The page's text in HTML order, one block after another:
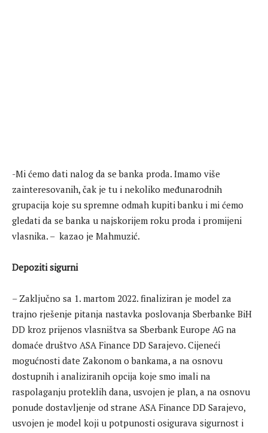
-Mi ćemo dati nalog da se banka proda. Imamo više
zainteresovanih, čak je tu i nekoliko međunarodnih
grupacija koje su spremne odmah kupiti banku i mi ćemo
gledati da se banka u najskorijem roku proda i promijeni
vlasnika. – kazao je Mahmuzić.
Depoziti sigurni
– Zaključno sa 1. martom 2022. finaliziran je model za
trajno rješenje pitanja nastavka poslovanja Sberbanke BiH
DD kroz prijenos vlasništva sa Sberbank Europe AG na
domaće društvo ASA Finance DD Sarajevo. Cijeneći
mogućnosti date Zakonom o bankama, a na osnovu
dostupnih i analiziranih opcija koje smo imali na
raspolaganju proteklih dana, usvojen je plan, a na osnovu
ponude dostavljenje od strane ASA Finance DD Sarajevo,
usvojen je model koji u potpunosti osigurava sigurnost i